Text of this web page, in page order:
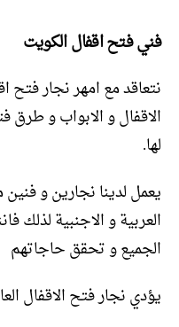
فني فتح اقفال الكويت
نتعاقد مع امهر نجار فتح
الاقفال و الابواب و طرق
لها.
يعمل لدينا نجارين و
العربية و الاجنبية لذلك
الجميع و تحقق حاجاتهم
يؤدي نجار فتح الاقفال